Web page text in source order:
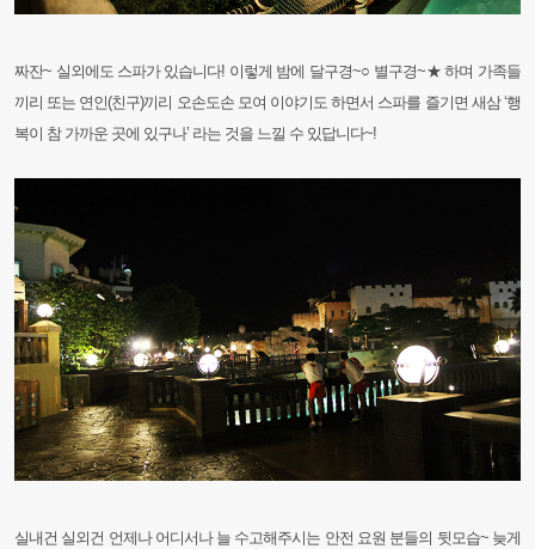
짜잔~ 실외에도 스파가 있습니다! 이렇게 밤에 달구경~○ 별구경~★ 하며 가족들
끼리 또는 연인(친구)끼리 오손도손 모여 이야기도 하면서 스파를 즐기면 새삼 ‘행
복이 참 가까운 곳에 있구나’ 라는 것을 느낄 수 있답니다~!
실내건 실외건 언제나 어디서나 늘 수고해주시는 안전 요원 분들의 뒷모습~ 늦게